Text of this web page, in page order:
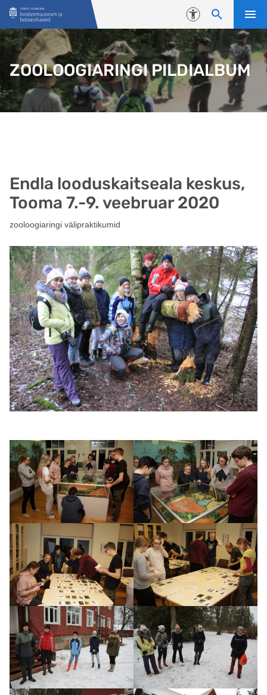
Liigu edasi põhisisu juurde
Juurdepääsetavus
ZOOLOOGIARINGI PILDIALBUM
Endla looduskaitseala keskus,
Tooma 7.-9. veebruar 2020
zooloogiaringi välipraktikumid